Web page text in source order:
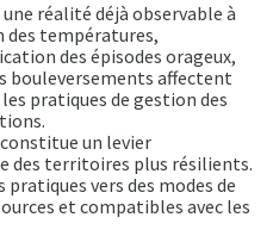
réalité déjà observable à
des températures,
des épisodes orageux,
bouleversements affectent
pratiques de gestion des
constitue un levier
des territoires plus résilients.
vers des modes de
et compatibles avec les